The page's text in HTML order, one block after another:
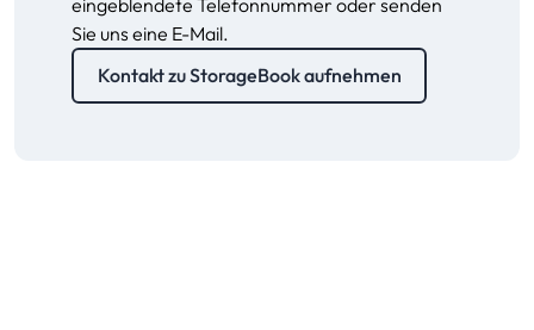
Sie uns eine E-Mail.
Kontakt zu StorageBook aufnehmen